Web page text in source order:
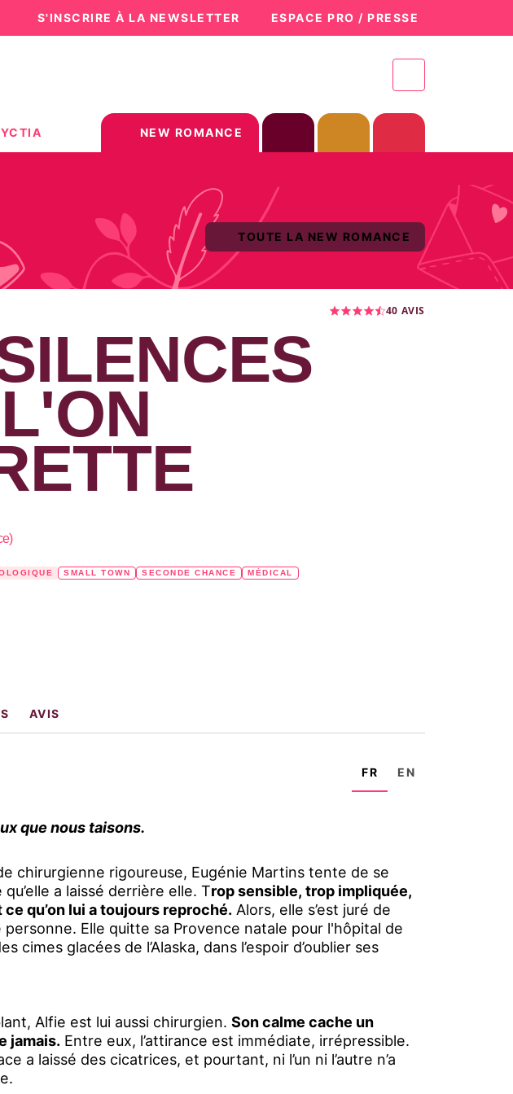
S'INSCRIRE À LA NEWSLETTER ESPACE PRO / PRESSE
NEW ROMANCE
TOUTE LA NEW ROMANCE
40 AVIS
)
SMALL TOWN SECONDE CHANCE MÉDICAL
AVIS
FR EN
que nous taisons.
chirurgienne rigoureuse, Eugénie Martins tente de se
a laissé derrière elle. Trop sensible, trop impliquée,
ce qu’on lui a toujours reproché. Alors, elle s’est juré de
personne. Elle quitte sa Provence natale pour l'hôpital de
cimes glacées de l’Alaska, dans l’espoir d’oublier ses
Alfie est lui aussi chirurgien. Son calme cache un
jamais. Entre eux, l’attirance est immédiate, irrépressible.
a laissé des cicatrices, et pourtant, ni l’un ni l’autre n’a